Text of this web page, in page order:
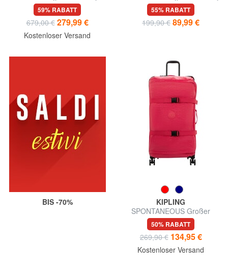
59% RABATT
679,00 € 279,99 €
Kostenloser Versand
55% RABATT
199,90 € 89,99 €
BIS -70%
KIPLING
SPONTANEOUS Großer
Trolley
50% RABATT
269,90 € 134,95 €
Kostenloser Versand